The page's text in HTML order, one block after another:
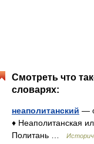
Смотреть что
словарях:
неаполитанский —
♦ Неаполитанская
Политань …